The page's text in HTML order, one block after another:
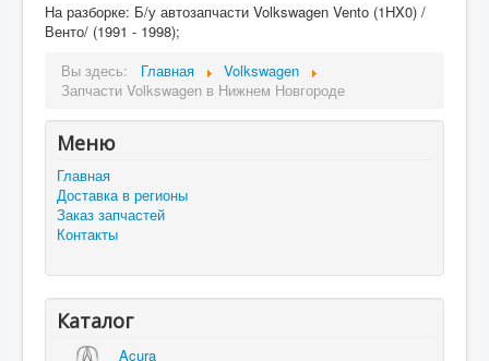
На разборке: Б/у автозапчасти Volkswagen Vento (1HX0) /
Венто/ (1991 - 1998);
Вы здесь:
Главная
Volkswagen
Запчасти Volkswagen в Нижнем Новгороде
Меню
Главная
Доставка в регионы
Заказ запчастей
Контакты
Каталог
Acura